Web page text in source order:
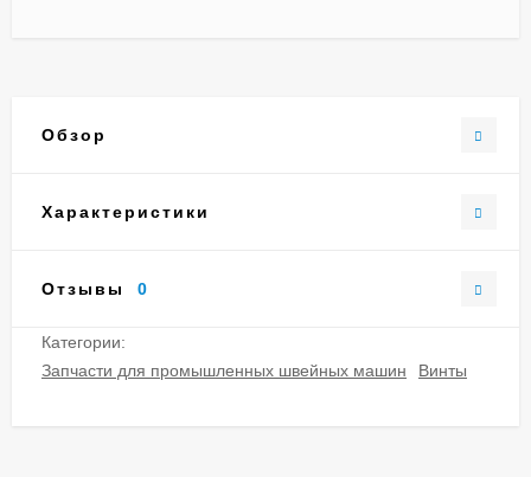
Обзор
Характеристики
Отзывы 0
Категории:
Запчасти для промышленных швейных машин
Винты